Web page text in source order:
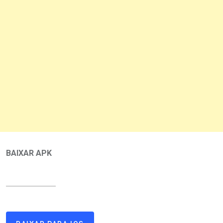
BAIXAR APK